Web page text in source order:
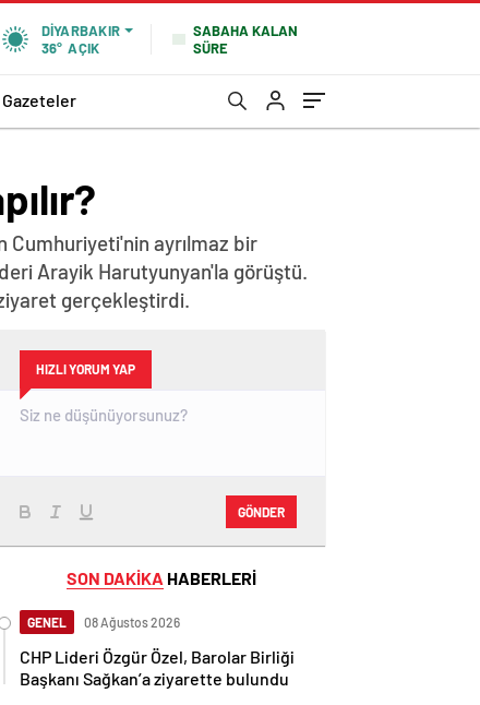
DIYARBAKIR
36° AÇIK
SABAHA KALAN
SÜRE
Gazeteler
Cumhuriyeti'nin ayrılmaz bir
Arayik Harutyunyan'la görüştü.
gerçekleştirdi.
HIZLI YORUM YAP
GÖNDER
SON DAKİKA HABERLERİ
GENEL 08 Ağustos 2026
CHP Lideri Özgür Özel, Barolar Birliği
Başkanı Sağkan’a ziyarette bulundu